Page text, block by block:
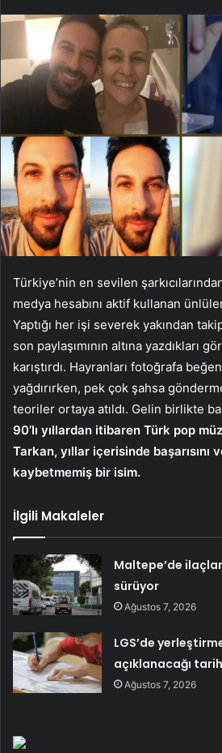
Türkiye’nin en sevilen
medya hesabını aktif kullanan
Yaptığı her işi severek yakından
son paylaşımının altına yazdıkları
karıştırdı. Hayranları fotoğrafa
yağdırırken, pek çok şahsa
teoriler ortaya atıldı. Gelin birlikte
90’lı yıllardan itibaren Türk pop
Tarkan, yıllar içerisinde başarısını
kaybetmemiş bir isim.
İlgili Makaleler
Maltepe’de
sürüyor
Ağustos 7, 2026
LGS’de
açıklanacağı
Ağustos 7, 2026